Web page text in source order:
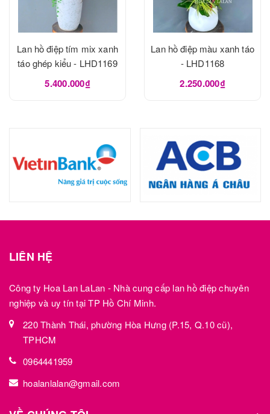
Lan hồ điệp tím mix xanh
táo ghép kiểu - LHD1169
5.400.000₫
Lan hồ điệp màu xanh táo
- LHD1168
2.250.000₫
LIÊN HỆ
Công ty Hoa Lan LaLan - Nhà cung cấp lan hồ điệp chuyên
nghiệp và uy tín tại TP Hồ Chí Minh.
220 Thành Thái, phường Hòa Hưng (P.15, Q.10 cũ),
TPHCM
0964441959
hoalanlalan@gmail.com